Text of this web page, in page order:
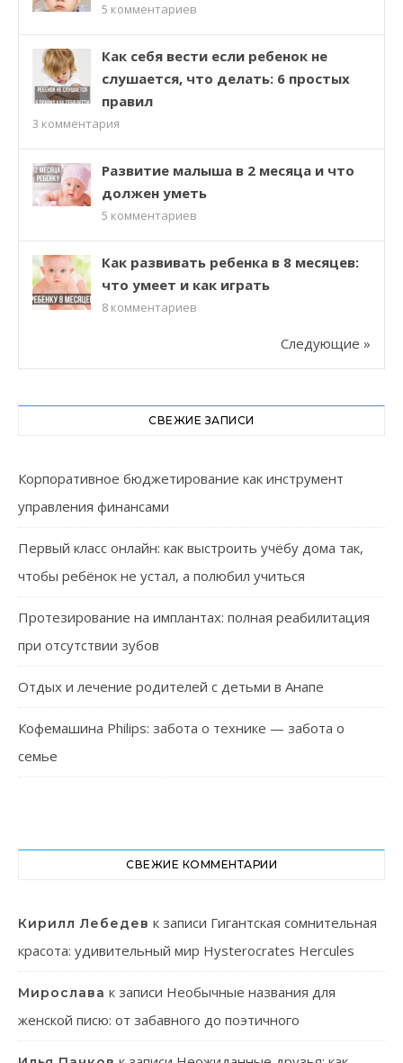
5 комментариев
Как себя вести если ребенок не
слушается, что делать: 6 простых
правил
3 комментария
Развитие малыша в 2 месяца и что
должен уметь
5 комментариев
Как развивать ребенка в 8 месяцев:
что умеет и как играть
8 комментариев
Следующие »
СВЕЖИЕ ЗАПИСИ
Корпоративное бюджетирование как инструмент
управления финансами
Первый класс онлайн: как выстроить учёбу дома так,
чтобы ребёнок не устал, а полюбил учиться
Протезирование на имплантах: полная реабилитация
при отсутствии зубов
Отдых и лечение родителей с детьми в Анапе
Кофемашина Philips: забота о технике — забота о
семье
СВЕЖИЕ КОММЕНТАРИИ
Кирилл Лебедев к записи Гигантская сомнительная
красота: удивительный мир Hysterocrates Hercules
Мирослава к записи Необычные названия для
женской писю: от забавного до поэтичного